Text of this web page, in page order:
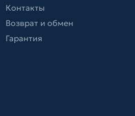
Контакты
Возврат и обмен
Гарантия